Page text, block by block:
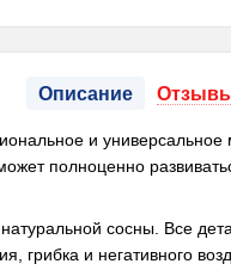
Описание
и
полноценно
натуральной сосны. Все
грибка и негативного